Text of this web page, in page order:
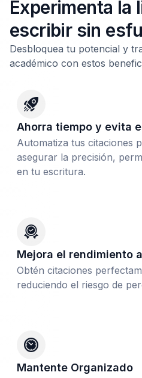
Experimenta la
escribir sin
Desbloquea tu potencial y
académico con estos
Ahorra tiempo y evita
Automatiza tus citaciones
asegurar la precisión,
en tu escritura.
Mejora el rendimiento
Obtén citaciones
reduciendo el riesgo de
Mantente Organizado